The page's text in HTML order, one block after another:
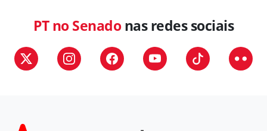
PT no Senadonas redes sociais